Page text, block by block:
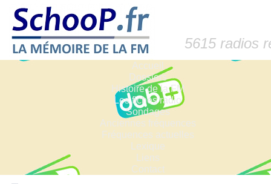
5615 radios
Accueil
Dossiers
Histoire de la FM
Les fiches radio
Sondages
Anciennes fréquences
Fréquences actuelles
Lexique
Liens
Contact